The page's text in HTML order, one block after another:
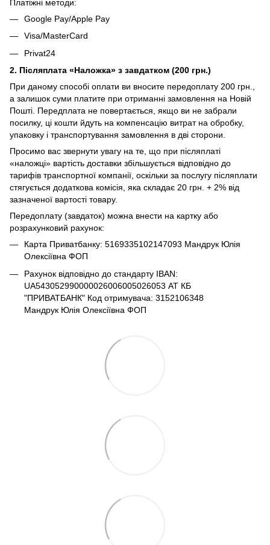
Платіжні методи:
Google Pay/Apple Pay
Visa/MasterCard
Privat24
2. Післяплата «Наложка» з завдатком (200 грн.)
При даному способі оплати ви вносите передоплату 200 грн.,
а залишок суми платите при отриманні замовлення на Новій
Пошті. Передплата не повертається, якщо ви не забрали
посилку, ці кошти йдуть на компенсацію витрат на обробку,
упаковку і транспортування замовлення в дві сторони.
Просимо вас звернути увагу на те, що при післяплаті
«наложці» вартість доставки збільшується відповідно до
тарифів транспортної компанії, оскільки за послугу післяплати
стягується додаткова комісія, яка складає 20 грн. + 2% від
зазначеної вартості товару.
Передоплату (завдаток) можна внести на картку або
розрахунковий рахунок:
Карта Приватбанку: 5169335102147093 Мандрук Юлія
Олексіївна ФОП
Рахунок відповідно до стандарту IBAN:
UA543052990000026006005026053 АТ КБ
"ПРИВАТБАНК" Код отримувача: 3152106348
Мандрук Юлія Олексіївна ФОП